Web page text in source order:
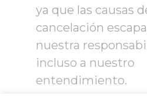
ya que las causas
cancelación
nuestra
incluso a nuestro
entendimiento.